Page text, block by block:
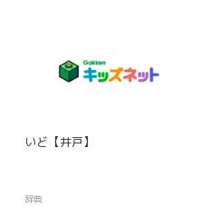
いど【井戸】
辞典